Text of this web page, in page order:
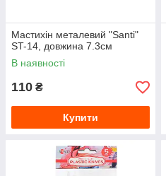
Мастихін металевий "Santi"
ST-14, довжина 7.3см
В наявності
110 ₴
Купити